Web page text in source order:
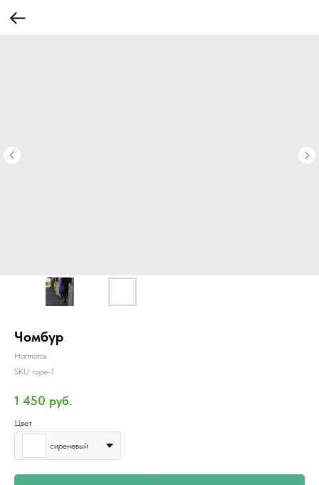
Чомбур
Harmonix
SKU: rope-1
1 450 руб.
Цвет
сиреневый